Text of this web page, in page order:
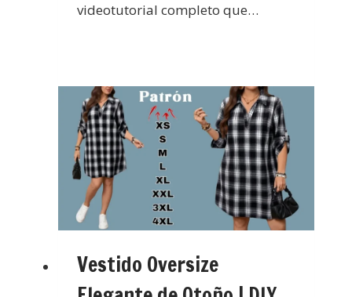
videotutorial completo que…
Vestido Oversize